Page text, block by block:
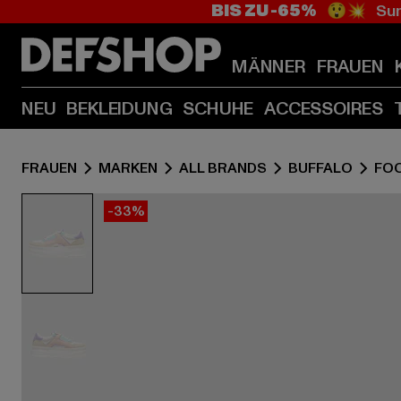
BIS ZU -65% 😲💥
MÄNNER FRAUEN
NEU BEKLEIDUNG SCHUHE ACCESSOIRES
FRAUEN MARKEN ALL BRANDS BUFFALO
-33%